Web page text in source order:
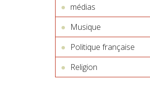
médias
Musique
Politique française
Religion